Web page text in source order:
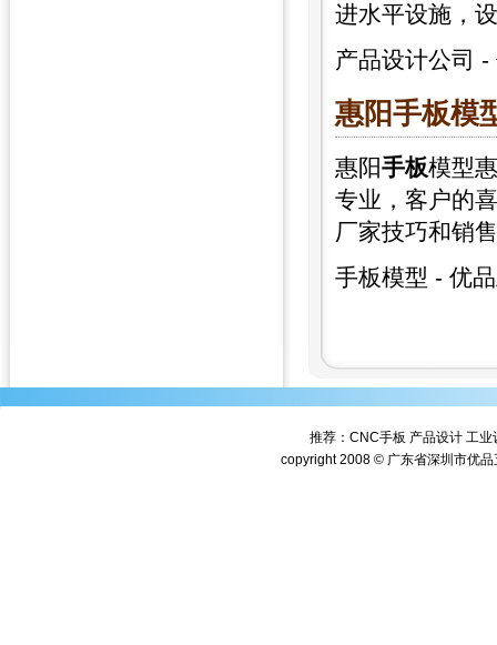
进水平设施，
产品设计公司 -
惠阳手板模
惠阳手板模型
专业，客户的
厂家技巧和销
手板模型 - 优
推荐： CNC手板 产品设计 工业
copyright 2008 © 广东省深圳市优